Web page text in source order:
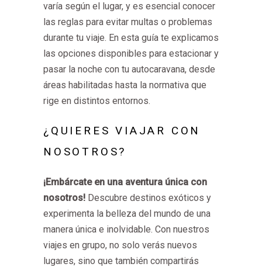
varía según el lugar, y es esencial conocer
las reglas para evitar multas o problemas
durante tu viaje. En esta guía te explicamos
las opciones disponibles para estacionar y
pasar la noche con tu autocaravana, desde
áreas habilitadas hasta la normativa que
rige en distintos entornos.
¿QUIERES VIAJAR CON
NOSOTROS?
¡Embárcate en una aventura única con
nosotros! Descubre destinos exóticos y
experimenta la belleza del mundo de una
manera única e inolvidable. Con nuestros
viajes en grupo, no solo verás nuevos
lugares, sino que también compartirás